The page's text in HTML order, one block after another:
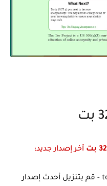
آخر إصدار جديد:
تحميل أحدث إصدار من متصفح tor - قم بتنزيل أحدث إصدار